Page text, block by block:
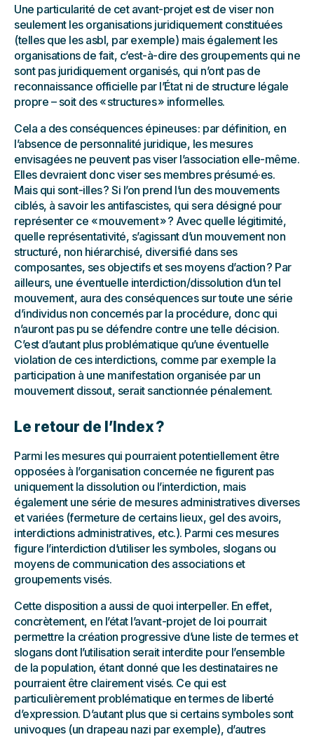
Une particularité de cet avant-projet est de viser non
seulement les organisations juridiquement constituées
(telles que les asbl, par exemple) mais également les
organisations de fait, c’est-à-dire des groupements qui ne
sont pas juridiquement organisés, qui n’ont pas de
reconnaissance officielle par l’État ni de structure légale
propre – soit des « structures » informelles.
Cela a des conséquences épineuses : par définition, en
l’absence de personnalité juridique, les mesures
envisagées ne peuvent pas viser l’association elle-même.
Elles devraient donc viser ses membres présumé·es.
Mais qui sont-illes ? Si l’on prend l’un des mouvements
ciblés, à savoir les antifascistes, qui sera désigné pour
représenter ce « mouvement » ? Avec quelle légitimité,
quelle représentativité, s’agissant d’un mouvement non
structuré, non hiérarchisé, diversifié dans ses
composantes, ses objectifs et ses moyens d’action ? Par
ailleurs, une éventuelle interdiction/dissolution d’un tel
mouvement, aura des conséquences sur toute une série
d’individus non concernés par la procédure, donc qui
n’auront pas pu se défendre contre une telle décision.
C’est d’autant plus problématique qu’une éventuelle
violation de ces interdictions, comme par exemple la
participation à une manifestation organisée par un
mouvement dissout, serait sanctionnée pénalement.
Le retour de l’Index ?
Parmi les mesures qui pourraient potentiellement être
opposées à l’organisation concernée ne figurent pas
uniquement la dissolution ou l’interdiction, mais
également une série de mesures administratives diverses
et variées (fermeture de certains lieux, gel des avoirs,
interdictions administratives, etc.). Parmi ces mesures
figure l’interdiction d’utiliser les symboles, slogans ou
moyens de communication des associations et
groupements visés.
Cette disposition a aussi de quoi interpeller. En effet,
concrètement, en l’état l’avant-projet de loi pourrait
permettre la création progressive d’une liste de termes et
slogans dont l’utilisation serait interdite pour l’ensemble
de la population, étant donné que les destinataires ne
pourraient être clairement visés. Ce qui est
particulièrement problématique en termes de liberté
d’expression. D’autant plus que si certains symboles sont
univoques (un drapeau nazi par exemple), d’autres